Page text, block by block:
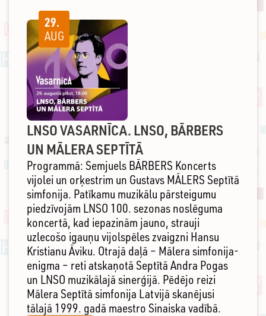
LNSO VASARNĪCA. LNSO, BĀRBERS
UN MĀLERA SEPTĪTĀ
Programmā: Semjuels BĀRBERS Koncerts
vijolei un orķestrim un Gustavs MĀLERS Septītā
simfonija. Patīkamu muzikālu pārsteigumu
piedzīvojām LNSO 100. sezonas noslēguma
koncertā, kad iepazinām jauno, strauji
uzlecošo igauņu vijolspēles zvaigzni Hansu
Kristianu Āviku. Otrajā daļā – Mālera simfonija-
enigma – reti atskaņotā Septītā Andra Pogas
un LNSO muzikālajā sinerģijā. Pēdējo reizi
Mālera Septītā simfonija Latvijā skanējusi
tālajā 1999. gadā maestro Sinaiska vadībā.
29.
AUG